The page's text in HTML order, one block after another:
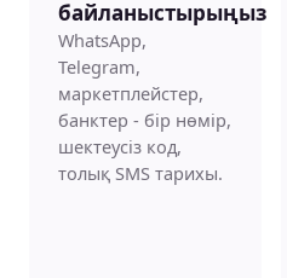
байланыстырыңыз
WhatsApp,
Telegram,
маркетплейстер,
банктер - бір нөмір,
шектеусіз код,
толық SMS тарихы.